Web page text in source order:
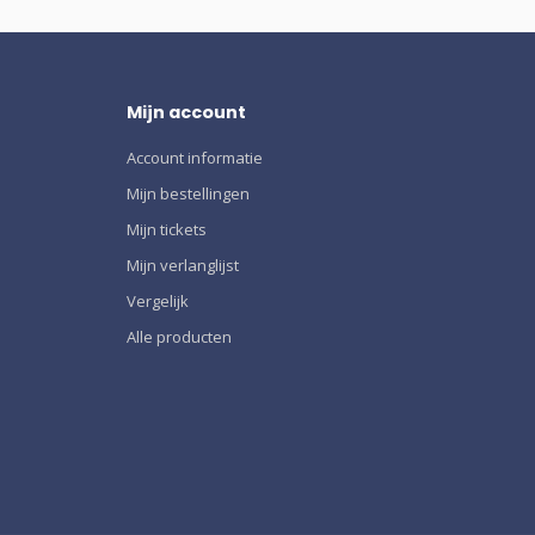
Mijn account
Account informatie
Mijn bestellingen
Mijn tickets
Mijn verlanglijst
Vergelijk
Alle producten